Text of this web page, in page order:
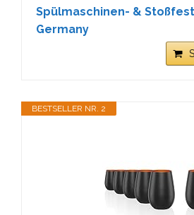
Spülmaschinen- &
Germany
BESTSELLER NR. 2